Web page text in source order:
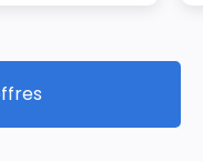
nos offres